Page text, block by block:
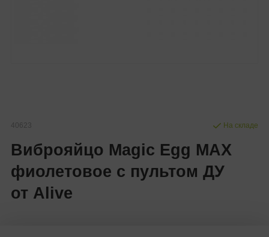
40623
Виброяйцо Magic Egg MAX
фиолетовое с пультом ДУ
от Alive
На складе